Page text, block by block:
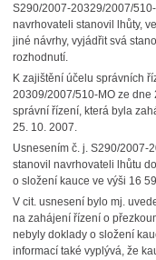
S290/2007-20329/2007/
navrhovateli stanovil lhůty,
jiné návrhy, vyjádřit svá
rozhodnutí.
K zajištění účelu správních
20309/2007/510-MO ze dne
správní řízení, která byla
25. 10. 2007.
Usnesením č. j. S290/2007-
stanovil navrhovateli lhůtu
o složení kauce ve výši 16
V cit. usnesení bylo mj.
na zahájení řízení o
nebyly doklady o složení
informací také vyplývá, že